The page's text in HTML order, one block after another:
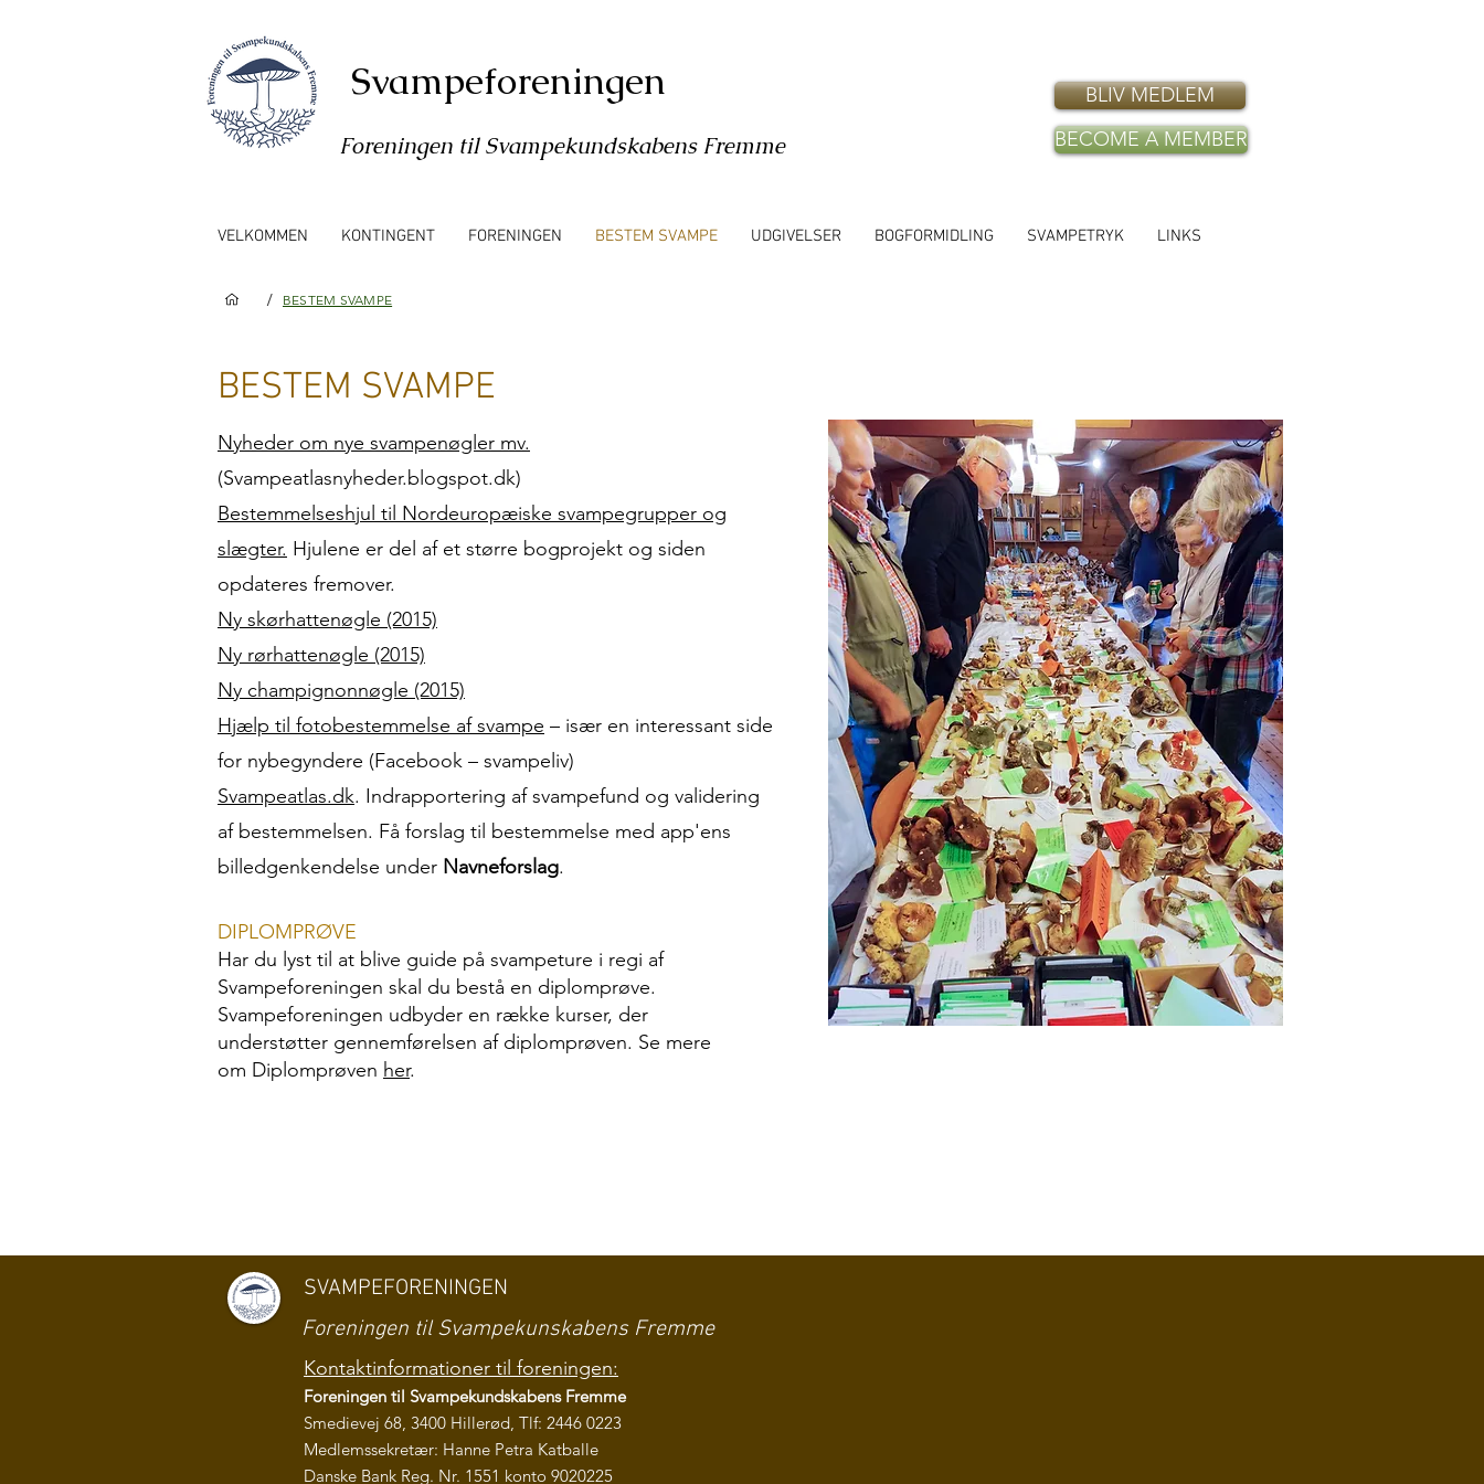
Svampeforeningen
Foreningen til Svampekundskabens Fremme
BLIV MEDLEM
BECOME A MEMBER
VELKOMMEN KONTINGENT FORENINGEN BESTEM SVAMPE UDGIVELSER BOGFORMIDLING SVAMPETRYK LINKS
BESTEM SVAMPE
Nyheder om nye svampenøgler mv.
(Svampeatlasnyheder.blogspot.dk)
Bestemmelseshjul til Nordeuropæiske svampegrupper og
slægter. Hjulene er del af et større bogprojekt og siden
opdateres fremover.
Ny skørhattenøgle (2015)
Ny rørhattenøgle (2015)
Ny champignonnøgle (2015)
Hjælp til fotobestemmelse af svampe – især en interessant side
for nybegyndere (Facebook – svampeliv)
Svampeatlas.dk. Indrapportering af svampefund og validering
af bestemmelsen. Få forslag til bestemmelse med app'ens
billedgenkendelse under Navneforslag.
DIPLOMPRØVE
Har du lyst til at blive guide på svampeture i regi af
Svampeforeningen skal du bestå en diplomprøve.
Svampeforeningen udbyder en række kurser, der
understøtter gennemførelsen af diplomprøven. Se mere
om Diplomprøven her.
/ BESTEM SVAMPE
SVAMPEFORENINGEN
Foreningen til Svampekunskabens Fremme
Kontaktinformationer til foreningen:
Foreningen til Svampekundskabens Fremme
Smedievej 68, 3400 Hillerød, Tlf: 2446 0223
Medlemssekretær: Hanne Petra Katballe
Danske Bank Reg. Nr. 1551 konto 9020225